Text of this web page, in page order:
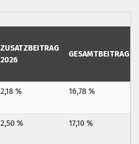
ZUSATZBEITRAG
2026
GESAMTBEITRAG
2,18 % 16,78 %
2,50 % 17,10 %